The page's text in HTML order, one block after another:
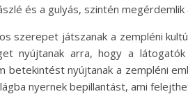
és a gulyás, szintén
szerepet játszanak a zempléni
nyújtanak arra, hogy a
betekintést nyújtanak a zempléni
nyernek bepillantást, ami